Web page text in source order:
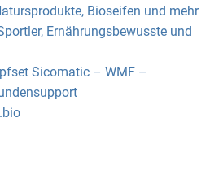
Bioseifen und mehr
Ernährungsbewusste und
Sicomatic – WMF –